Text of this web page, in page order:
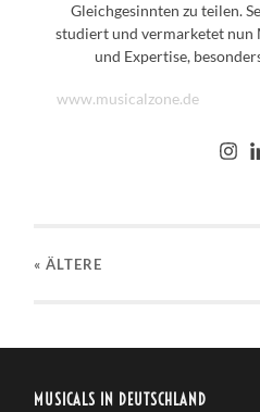
Gleichgesinnten zu teilen.
studiert und vermarketet nun
und Expertise,
www.musicalzone.de
« ÄLTERE
MUSICALS IN DEUTSCHLAND